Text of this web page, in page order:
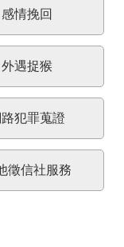
感情挽回
外遇捉猴
犯罪蒐證
徵信社服務